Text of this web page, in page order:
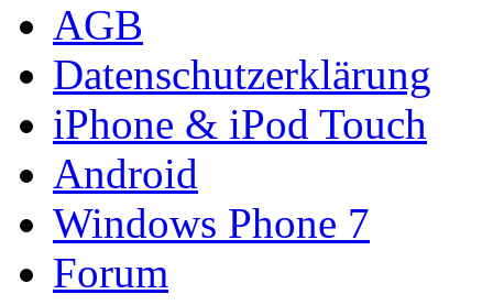
AGB
Datenschutzerklärung
iPhone & iPod Touch
Android
Windows Phone 7
Forum